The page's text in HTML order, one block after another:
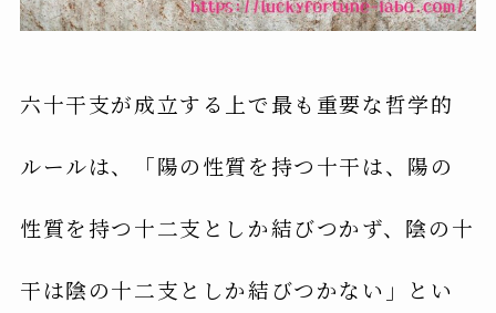
六十干支が成立する上で最も重要な哲学的
ルールは、「陽の性質を持つ十干は、陽の
性質を持つ十二支としか結びつかず、陰の十
干は陰の十二支としか結びつかない」とい